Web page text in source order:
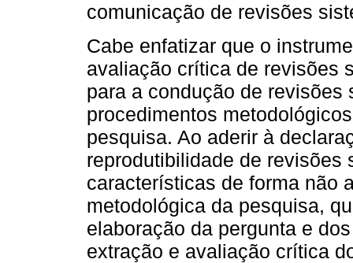
comunicação de revisões
Cabe enfatizar que o
avaliação crítica de revisões
para a condução de
procedimentos
pesquisa. Ao aderir à
reprodutibilidade de
características de forma não
metodológica da pesquisa,
elaboração da pergunta e
extração e avaliação crítica